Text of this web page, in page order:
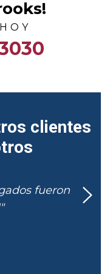
clientes
fueron